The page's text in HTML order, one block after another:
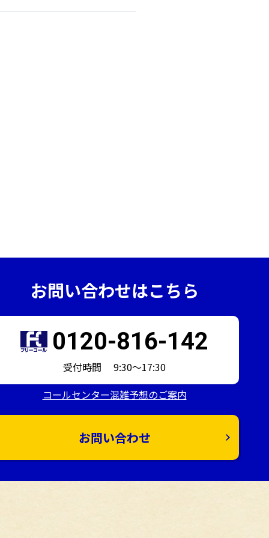
お問い合わせはこちら
0120-816-142
受付時間 9:30～17:30
コールセンター混雑予想のご案内
お問い合わせ